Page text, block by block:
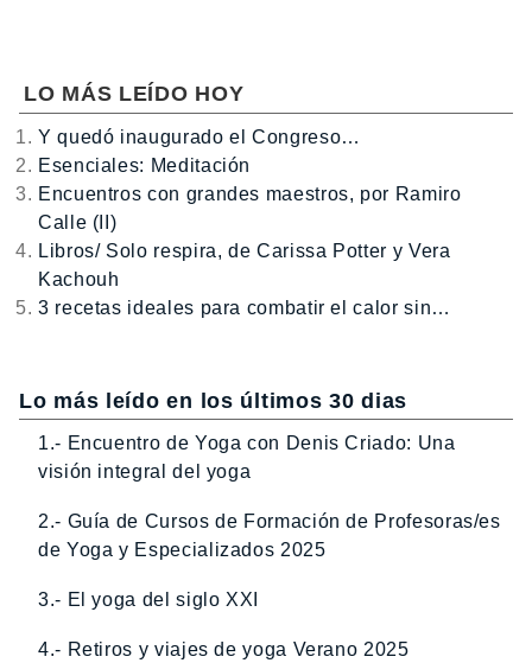
LO MÁS LEÍDO HOY
Y quedó inaugurado el Congreso…
Esenciales: Meditación
Encuentros con grandes maestros, por Ramiro
Calle (II)
Libros/ Solo respira, de Carissa Potter y Vera
Kachouh
3 recetas ideales para combatir el calor sin…
Lo más leído en los últimos 30 dias
1.- Encuentro de Yoga con Denis Criado: Una
visión integral del yoga
2.- Guía de Cursos de Formación de Profesoras/es
de Yoga y Especializados 2025
3.- El yoga del siglo XXI
4.- Retiros y viajes de yoga Verano 2025